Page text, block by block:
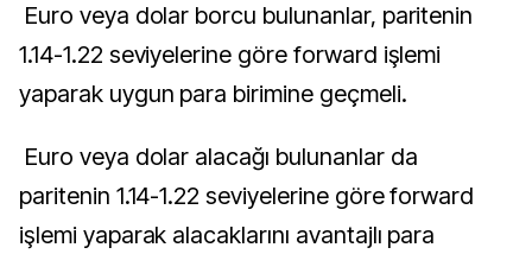
Euro veya dolar borcu bulunanlar, paritenin
1.14-1.22 seviyelerine göre forward işlemi
yaparak uygun para birimine geçmeli.
Euro veya dolar alacağı bulunanlar da
paritenin 1.14-1.22 seviyelerine göre forward
işlemi yaparak alacaklarını avantajlı para